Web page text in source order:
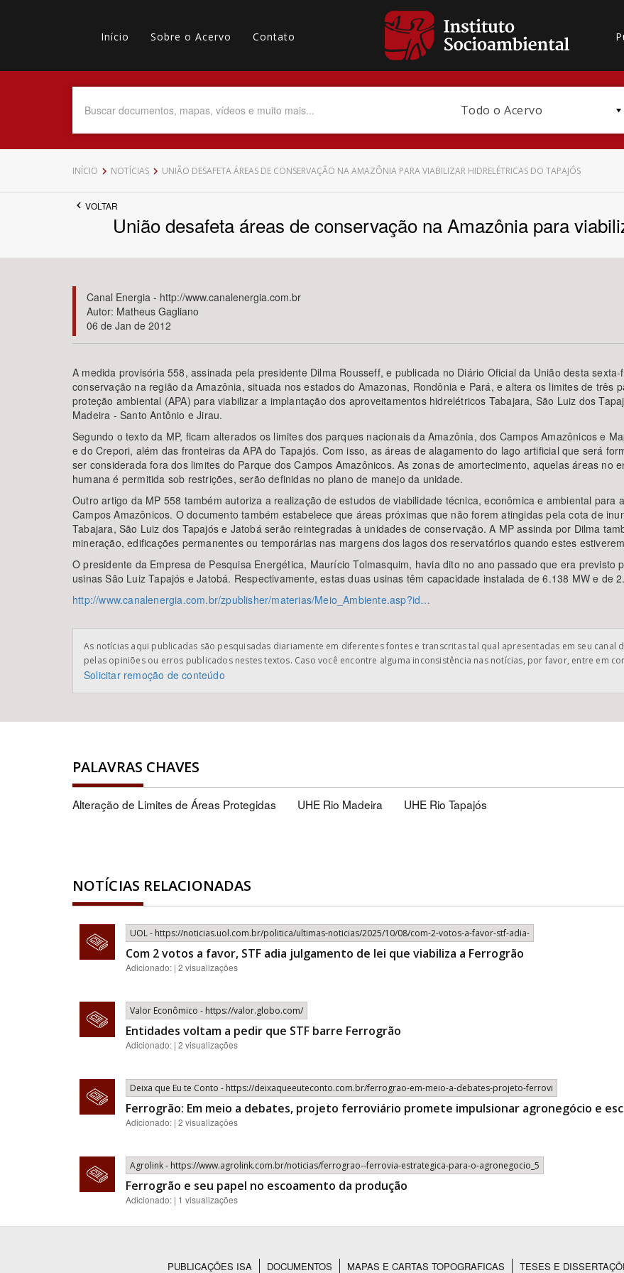
Main
navigation
Início Sobre o Acervo Contato
secundário
Todo o Acervo
Data do Documento Até
Bioma / Bacia
Tema
Área de Levantamento Área Protegida
INÍCIO NOTÍCIAS UNIÃO DESAFETA ÁREAS DE CONSERVAÇÃO NA AMAZÔNIA PARA VIABILIZAR HIDRELÉTRICAS DO TAPAJÓS
VOLTAR
União desafeta áreas de conservação na Amazônia para
Canal Energia - http://www.canalenergia.com.br
Autor: Matheus Gagliano
06 de Jan de 2012
A medida provisória 558, assinada pela presidente Dilma Rousseff, e publicada no Diário Oficial da União desta
conservação na região da Amazônia, situada nos estados do Amazonas, Rondônia e Pará, e altera os limites de três
proteção ambiental (APA) para viabilizar a implantação dos aproveitamentos hidrelétricos Tabajara, São Luiz dos
Madeira - Santo Antônio e Jirau.
Segundo o texto da MP, ficam alterados os limites dos parques nacionais da Amazônia, dos Campos Amazônicos e
e do Crepori, além das fronteiras da APA do Tapajós. Com isso, as áreas de alagamento do lago artificial que será
ser considerada fora dos limites do Parque dos Campos Amazônicos. As zonas de amortecimento, aquelas áreas no
humana é permitida sob restrições, serão definidas no plano de manejo da unidade.
Outro artigo da MP 558 também autoriza a realização de estudos de viabilidade técnica, econômica e ambiental para
Campos Amazônicos. O documento também estabelece que áreas próximas que não forem atingidas pela cota de
Tabajara, São Luiz dos Tapajós e Jatobá serão reintegradas à unidades de conservação. A MP assinda por Dilma
mineração, edificações permanentes ou temporárias nas margens dos lagos dos reservatórios quando estes
O presidente da Empresa de Pesquisa Energética, Maurício Tolmasquim, havia dito no ano passado que era
usinas São Luiz Tapajós e Jatobá. Respectivamente, estas duas usinas têm capacidade instalada de 6.138 MW e de
http://www.canalenergia.com.br/zpublisher/materias/Meio_Ambiente.asp?id…
As notícias aqui publicadas são pesquisadas diariamente em diferentes fontes e transcritas tal qual apresentadas em seu
pelas opiniões ou erros publicados nestes textos. Caso você encontre alguma inconsistência nas notícias, por favor, entre em
Solicitar remoção de conteúdo
PALAVRAS CHAVES
Alteração de Limites de Áreas Protegidas UHE Rio Madeira UHE Rio Tapajós
NOTÍCIAS RELACIONADAS
UOL - https://noticias.uol.com.br/politica/ultimas-noticias/2025/10/08/com-2-votos-a-favor-stf-adia-
Com 2 votos a favor, STF adia julgamento de lei que viabiliza a Ferrogrão
Adicionado: | 2 visualizações
Valor Econômico - https://valor.globo.com/
Entidades voltam a pedir que STF barre Ferrogrão
Adicionado: | 2 visualizações
Deixa que Eu te Conto - https://deixaqueeuteconto.com.br/ferrograo-em-meio-a-debates-projeto-ferrovi
Ferrogrão: Em meio a debates, projeto ferroviário promete impulsionar agronegócio e
Adicionado: | 2 visualizações
Agrolink - https://www.agrolink.com.br/noticias/ferrograo--ferrovia-estrategica-para-o-agronegocio_5
Ferrogrão e seu papel no escoamento da produção
Adicionado: | 1 visualizações
PUBLICAÇÕES ISA DOCUMENTOS MAPAS E CARTAS TOPOGRAFICAS TESES E